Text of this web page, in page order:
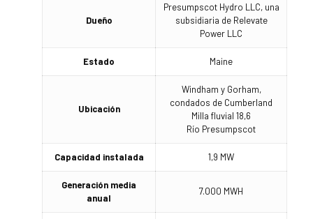
Dueño
Presumpscot Hydro LLC, una
subsidiaria de Relevate
Power LLC
Estado Maine
Ubicación
Windham y Gorham,
condados de Cumberland
Milla fluvial 18,6
Río Presumpscot
Capacidad instalada 1,9 MW
Generación media
anual
7.000 MWH